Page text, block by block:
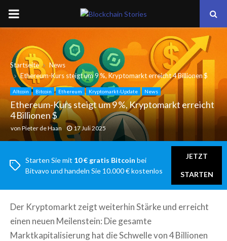
PRIMARY
Startseite
News
Ethereum-Kurs steigt um 9 %, Kryptomarkt erreicht 4 Billionen $
Altcoin Bitcoin Ethereum Kryptomarkt-Update News
Ethereum-Kurs steigt um 9 %, Kryptomarkt erreicht
4 Billionen $
von Pieter de Haan 17 Juli 2025
Starten Sie mit 10 € gratis Bitcoin bei
Bitvavo und handeln Sie 10.000 € kostenlos
JETZT
STARTEN
Der Kryptomarkt zeigt weiterhin Stärke und erreicht
einen neuen Meilenstein: Die gesamte
Marktkapitalisierung hat die Schwelle von 4 Billionen